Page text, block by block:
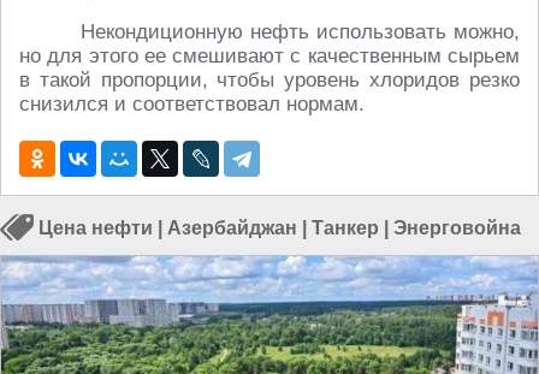
Некондиционную нефть использовать можно,
но для этого ее смешивают с качественным сырьем
в такой пропорции, чтобы уровень хлоридов резко
снизился и соответствовал нормам.
Цена нефти Азербайджан Танкер Энерговойна